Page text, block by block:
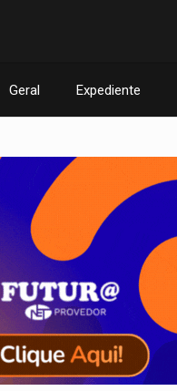
Geral Expediente